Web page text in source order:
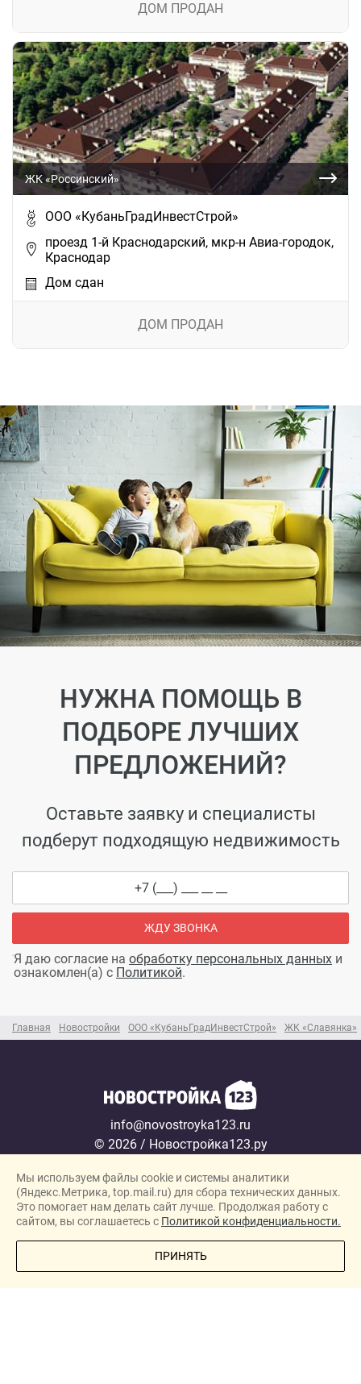
Главная Новостройки ООО «КубаньГрадИнвестСтрой» ЖК «Славянка»
ДОМ ПРОДАН
ЖК «Россинский»
ООО «КубаньГрадИнвестСтрой»
проезд 1-й Краснодарский, мкр-н Авиа-городок,
Краснодар
Дом сдан
ДОМ ПРОДАН
НУЖНА ПОМОЩЬ В
ПОДБОРЕ ЛУЧШИХ
ПРЕДЛОЖЕНИЙ?
Оставьте заявку и специалисты
подберут подходящую недвижимость
ЖДУ ЗВОНКА
Я даю согласие на обработку персональных данных и
ознакомлен(а) с Политикой.
info@novostroyka123.ru
© 2026 / Новостройка123.ру
Политика конфиденциальности
Согласие на обработку персональных данных
Новостройки
Застройщики
ПОЗВОНИТЕ МНЕ
Мы используем файлы cookie и системы аналитики
(Яндекс.Метрика, top.mail.ru) для сбора технических данных.
Это помогает нам делать сайт лучше. Продолжая работу с
сайтом, вы соглашаетесь с Политикой конфиденциальности.
ПРИНЯТЬ